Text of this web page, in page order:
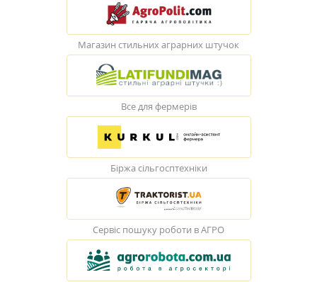
Магазин стильних аграрних штучок
Все для фермерів
Біржа сільгосптехніки
Сервіс пошуку роботи в АГРО